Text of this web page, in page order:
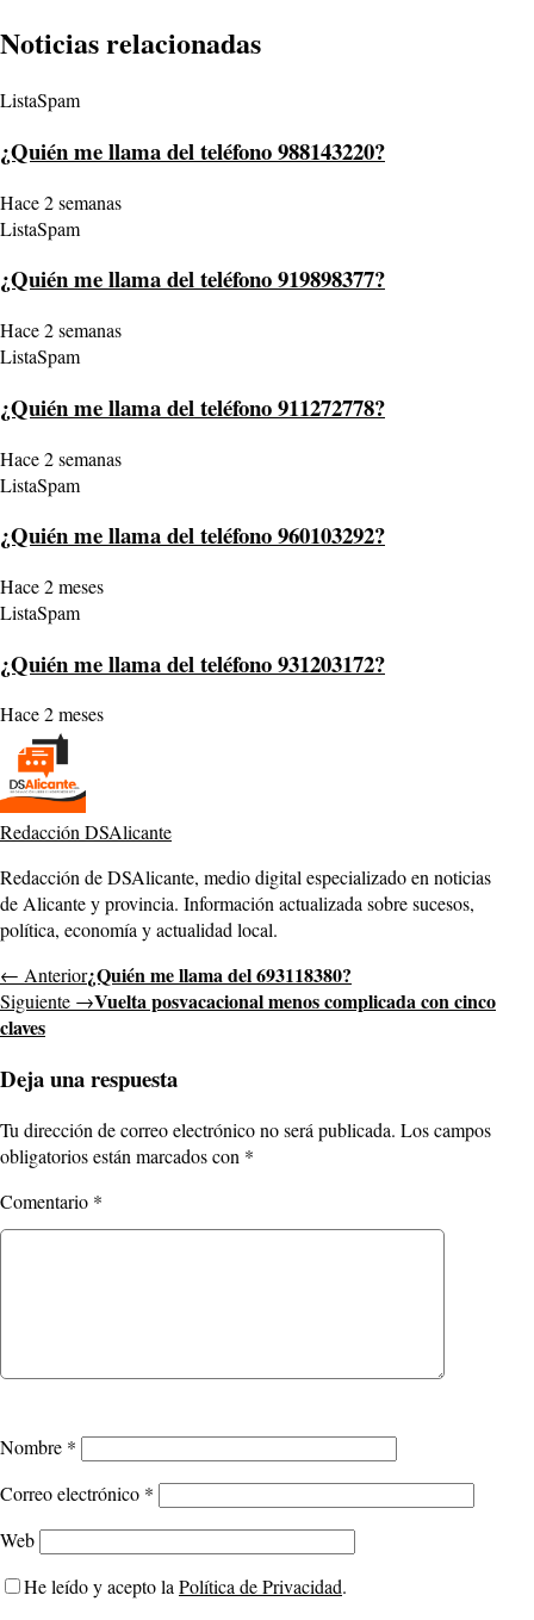
Noticias relacionadas
ListaSpam
¿Quién me llama del teléfono 988143220?
Hace 2 semanas
ListaSpam
¿Quién me llama del teléfono 919898377?
Hace 2 semanas
ListaSpam
¿Quién me llama del teléfono 911272778?
Hace 2 semanas
ListaSpam
¿Quién me llama del teléfono 960103292?
Hace 2 meses
ListaSpam
¿Quién me llama del teléfono 931203172?
Hace 2 meses
Redacción DSAlicante
Redacción de DSAlicante, medio digital especializado en noticias
de Alicante y provincia. Información actualizada sobre sucesos,
política, economía y actualidad local.
← Anterior¿Quién me llama del 693118380?
Siguiente →Vuelta posvacacional menos complicada con cinco
claves
Deja una respuesta
Tu dirección de correo electrónico no será publicada. Los campos
obligatorios están marcados con *
Comentario *
Nombre *
Correo electrónico *
Web
He leído y acepto la Política de Privacidad.